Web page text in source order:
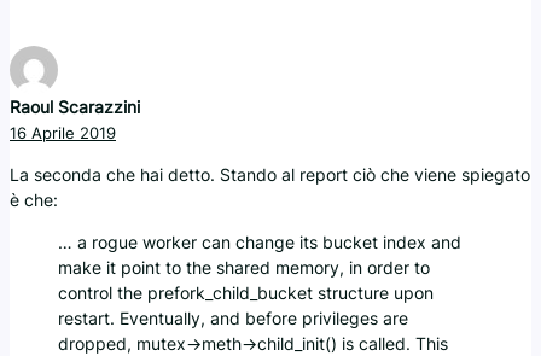
Raoul Scarazzini
16 Aprile 2019
La seconda che hai detto. Stando al report ciò che viene spiegato
è che:
… a rogue worker can change its bucket index and
make it point to the shared memory, in order to
control the prefork_child_bucket structure upon
restart. Eventually, and before privileges are
dropped, mutex->meth->child_init() is called. This